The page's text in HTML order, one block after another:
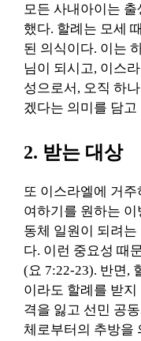
모든 사내아이는
했다. 할례는 모세
된 의식이다. 이는
님이 되시고, 이스
성으로서, 오직 하
겠다는 의미를 담고
2. 받는 대상
또 이스라엘에 거
여하기를 원하는
동체 일원이 되려
다. 이런 중요성 때
(요 7:22-23). 반면,
이라도 할례를 받
격을 잃고 선민 공
체로부터의 추방을